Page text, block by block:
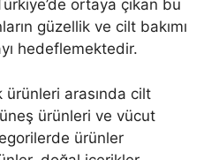
ortaya çıkan bu
güzellik ve cilt bakımı
hedeflemektedir.
ürünleri arasında cilt
ürünleri ve vücut
ürünler